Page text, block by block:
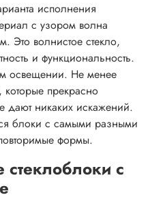
исполнения
с узором волна
Это волнистое стекло,
и функциональность.
освещении. Не менее
которые прекрасно
дают никаких искажений.
блоки с самыми разными
формы.
стеклоблоки с